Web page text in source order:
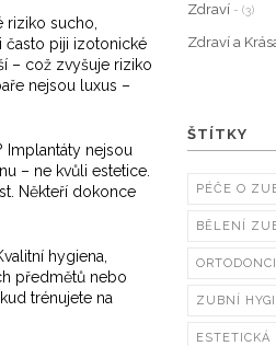
riziko sucho,
často piji izotonické
– což zvyšuje riziko
nejsou luxus –
nejsou
– ne kvůli estetice.
Někteří dokonce
hygiena,
předmětů nebo
trénujete na
Zdraví - (3)
Zdraví a
ŠTÍTKY
PÉČE O
BĚLENÍ
ZUBNÍ
ESTETICKÁ